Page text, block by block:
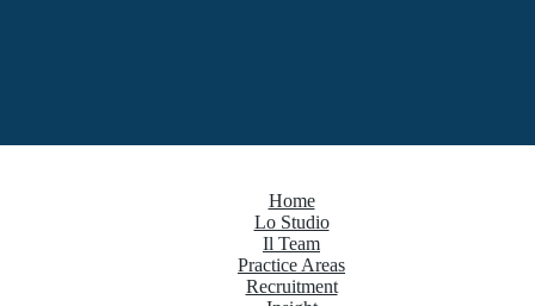
Home
Lo Studio
Il Team
Practice Areas
Recruitment